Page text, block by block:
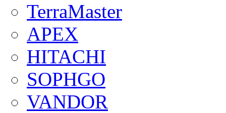
TerraMaster
APEX
HITACHI
SOPHGO
VANDOR